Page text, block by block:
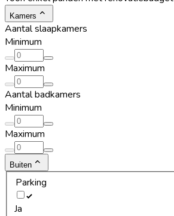
Kamers
Aantal slaapkamers
Minimum
Maximum
Aantal badkamers
Minimum
Maximum
Buiten
Parking
Ja